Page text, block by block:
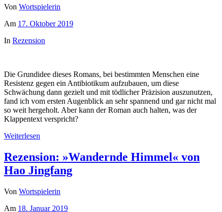
Von Wortspielerin
Am 17. Oktober 2019
In Rezension
Die Grundidee dieses Romans, bei bestimmten Menschen eine
Resistenz gegen ein Antibiotikum aufzubauen, um diese
Schwächung dann gezielt und mit tödlicher Präzision auszunutzen,
fand ich vom ersten Augenblick an sehr spannend und gar nicht mal
so weit hergeholt. Aber kann der Roman auch halten, was der
Klappentext verspricht?
Weiterlesen
Rezension: »Wandernde Himmel« von
Hao Jingfang
Von Wortspielerin
Am 18. Januar 2019